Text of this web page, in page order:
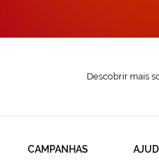
Descobrir mais
CAMPANHAS